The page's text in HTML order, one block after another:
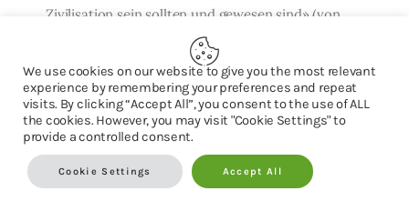
Zivilisation sein sollten und gewesen sind» (von
Werlhof 2008: 5). Was von Werlhof hier dem
«Patriarchat» zuschreibt, gilt tatsächlich der
Entstehung der Pro­duktion und der von ihrer
Entfaltung und Ausbreitung verursachten
Veränderung ehe­mals relativ egalitärer
Verhältnisse hin zu patriarchalischen
Klassenverhältnissen. Damit stellt sie
We use cookies on our website to give you the most relevant
experience by remembering your preferences and repeat
visits. By clicking “Accept All”, you consent to the use of ALL
the cookies. However, you may visit "Cookie Settings" to
provide a controlled consent.
Cookie Settings Accept All